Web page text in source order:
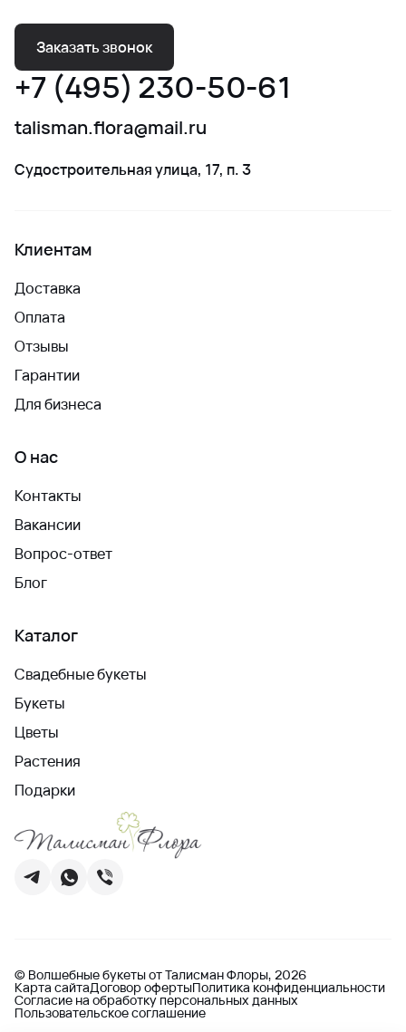
Заказать звонок
+7 (495) 230-50-61
talisman.flora@mail.ru
Судостроительная улица, 17, п. 3
Клиентам
Доставка
Оплата
Отзывы
Гарантии
Для бизнеса
О нас
Контакты
Вакансии
Вопрос-ответ
Блог
Каталог
Свадебные букеты
Букеты
Цветы
Растения
Подарки
© Волшебные букеты от Талисман Флоры, 2026
Карта сайтаДоговор офертыПолитика конфиденциальности
Согласие на обработку персональных данных
Пользовательское соглашение